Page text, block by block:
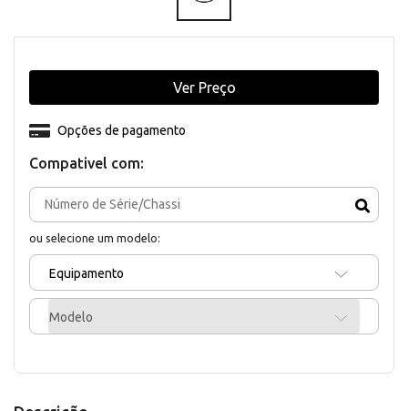
Compativel com:
ou selecione um modelo:
Equipamento
Modelo
Opções de pagamento
Ver Preço